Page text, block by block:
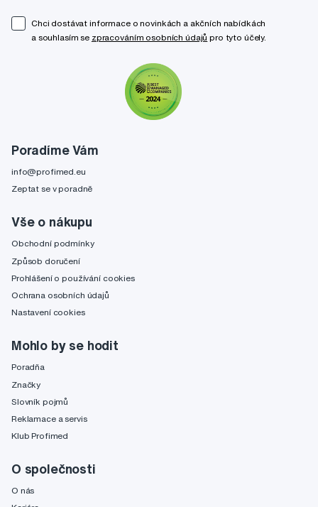
Poradíme Vám
info@profimed.eu
Zeptat se v poradně
Vše o nákupu
Obchodní podmínky
Způsob doručení
Prohlášení o používání cookies
Ochrana osobních údajů
Nastavení cookies
Mohlo by se hodit
Poradňa
Značky
Slovník pojmů
Reklamace a servis
Klub Profimed
O společnosti
O nás
Chci dostávat informace o novinkách a akčních nabídkách
a souhlasím se zpracováním osobních údajů pro tyto účely.